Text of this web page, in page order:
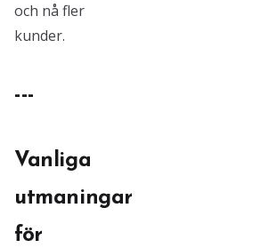
och nå fler
kunder.
---
Vanliga
utmaningar
för